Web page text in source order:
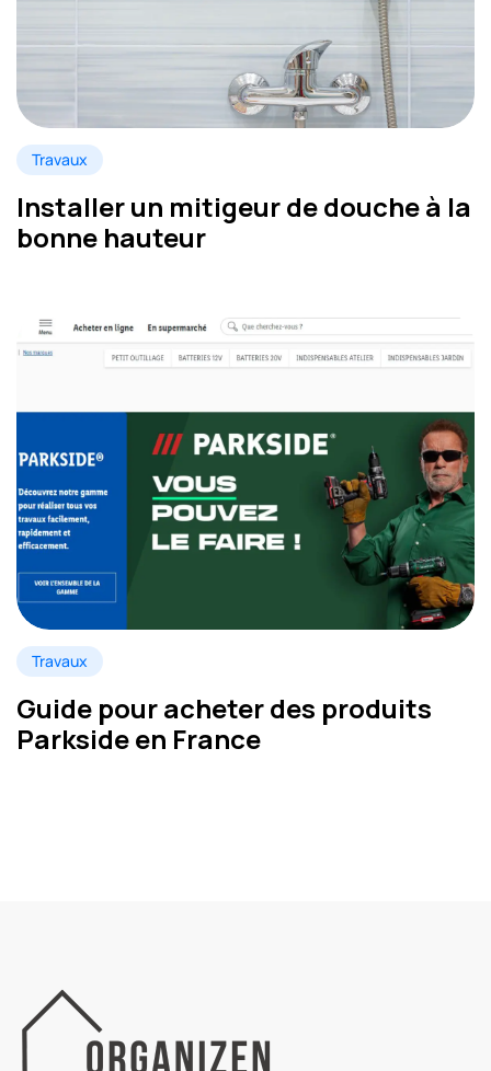
Travaux
Installer un mitigeur de douche à la
bonne hauteur
Travaux
Guide pour acheter des produits
Parkside en France